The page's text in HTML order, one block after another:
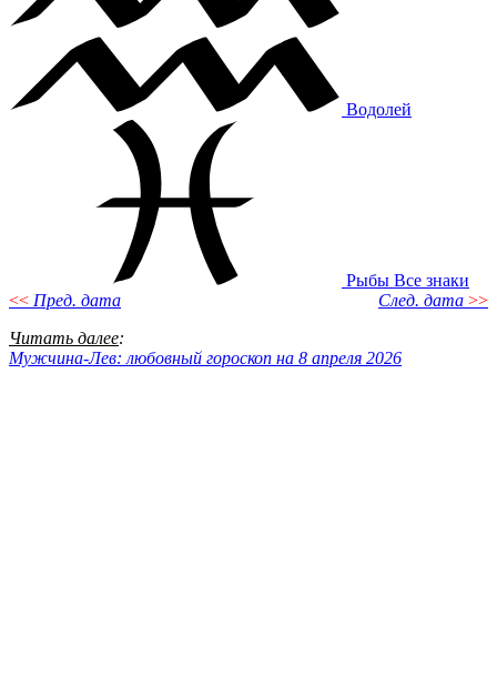
Водолей
Рыбы Все знаки
<< Пред. дата След. дата >>
Читать далее:
Мужчина-Лев: любовный гороскоп на 8 апреля 2026